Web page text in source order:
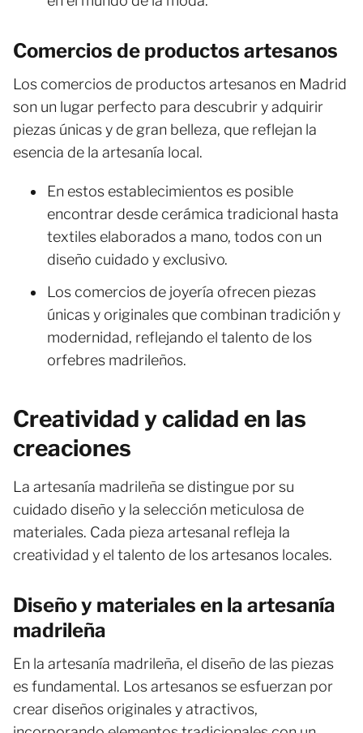
Comercios de productos artesanos
Los comercios de productos artesanos en Madrid
son un lugar perfecto para descubrir y adquirir
piezas únicas y de gran belleza, que reflejan la
esencia de la artesanía local.
En estos establecimientos es posible
encontrar desde cerámica tradicional hasta
textiles elaborados a mano, todos con un
diseño cuidado y exclusivo.
Los comercios de joyería ofrecen piezas
únicas y originales que combinan tradición y
modernidad, reflejando el talento de los
orfebres madrileños.
Creatividad y calidad en las
creaciones
La artesanía madrileña se distingue por su
cuidado diseño y la selección meticulosa de
materiales. Cada pieza artesanal refleja la
creatividad y el talento de los artesanos locales.
Diseño y materiales en la artesanía
madrileña
En la artesanía madrileña, el diseño de las piezas
es fundamental. Los artesanos se esfuerzan por
crear diseños originales y atractivos,